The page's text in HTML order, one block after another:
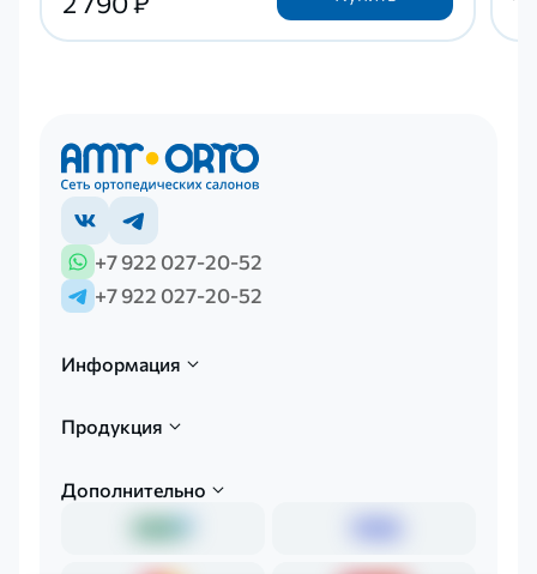
+7 922 027-20-52
+7 922 027-20-52
Информация
Продукция
Дополнительно